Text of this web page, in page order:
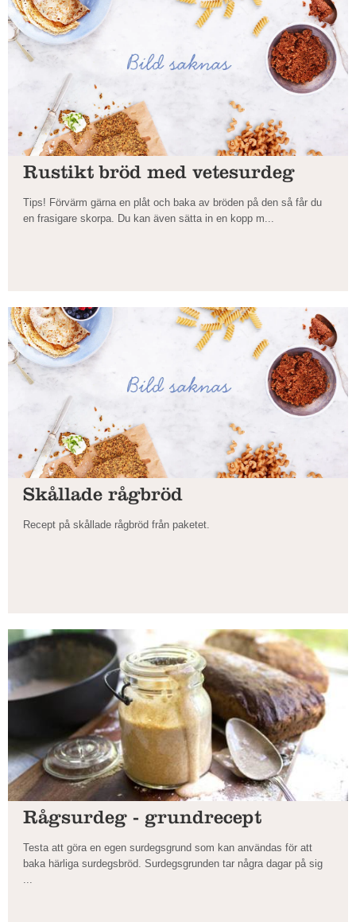
Rustikt bröd med vetesurdeg
Tips! Förvärm gärna en plåt och baka av bröden på den så får du
en frasigare skorpa. Du kan även sätta in en kopp m...
Skållade rågbröd
Recept på skållade rågbröd från paketet.
Rågsurdeg - grundrecept
Testa att göra en egen surdegsgrund som kan användas för att
baka härliga surdegsbröd. Surdegsgrunden tar några dagar på sig
...